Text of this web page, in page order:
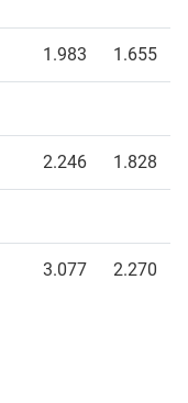
1.983 1.655
2.246 1.828
3.077 2.270